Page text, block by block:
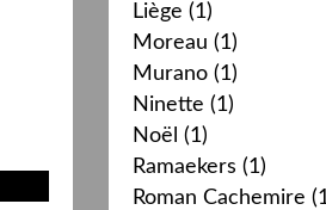
Liège (1)
Moreau (1)
Murano (1)
Ninette (1)
Noël (1)
Ramaekers (1)
Roman Cachemire